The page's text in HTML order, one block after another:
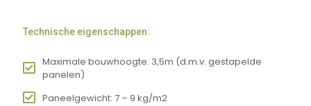
Technische eigenschappen:
Maximale bouwhoogte: 3,5m (d.m.v. gestapelde
panelen)
Paneelgewicht: 7 – 9 kg/m2